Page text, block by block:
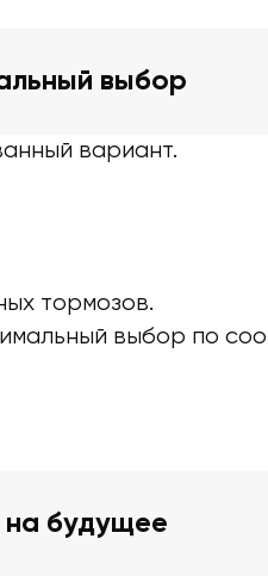
выбор
вариант.
тормозов.
выбор по
на будущее